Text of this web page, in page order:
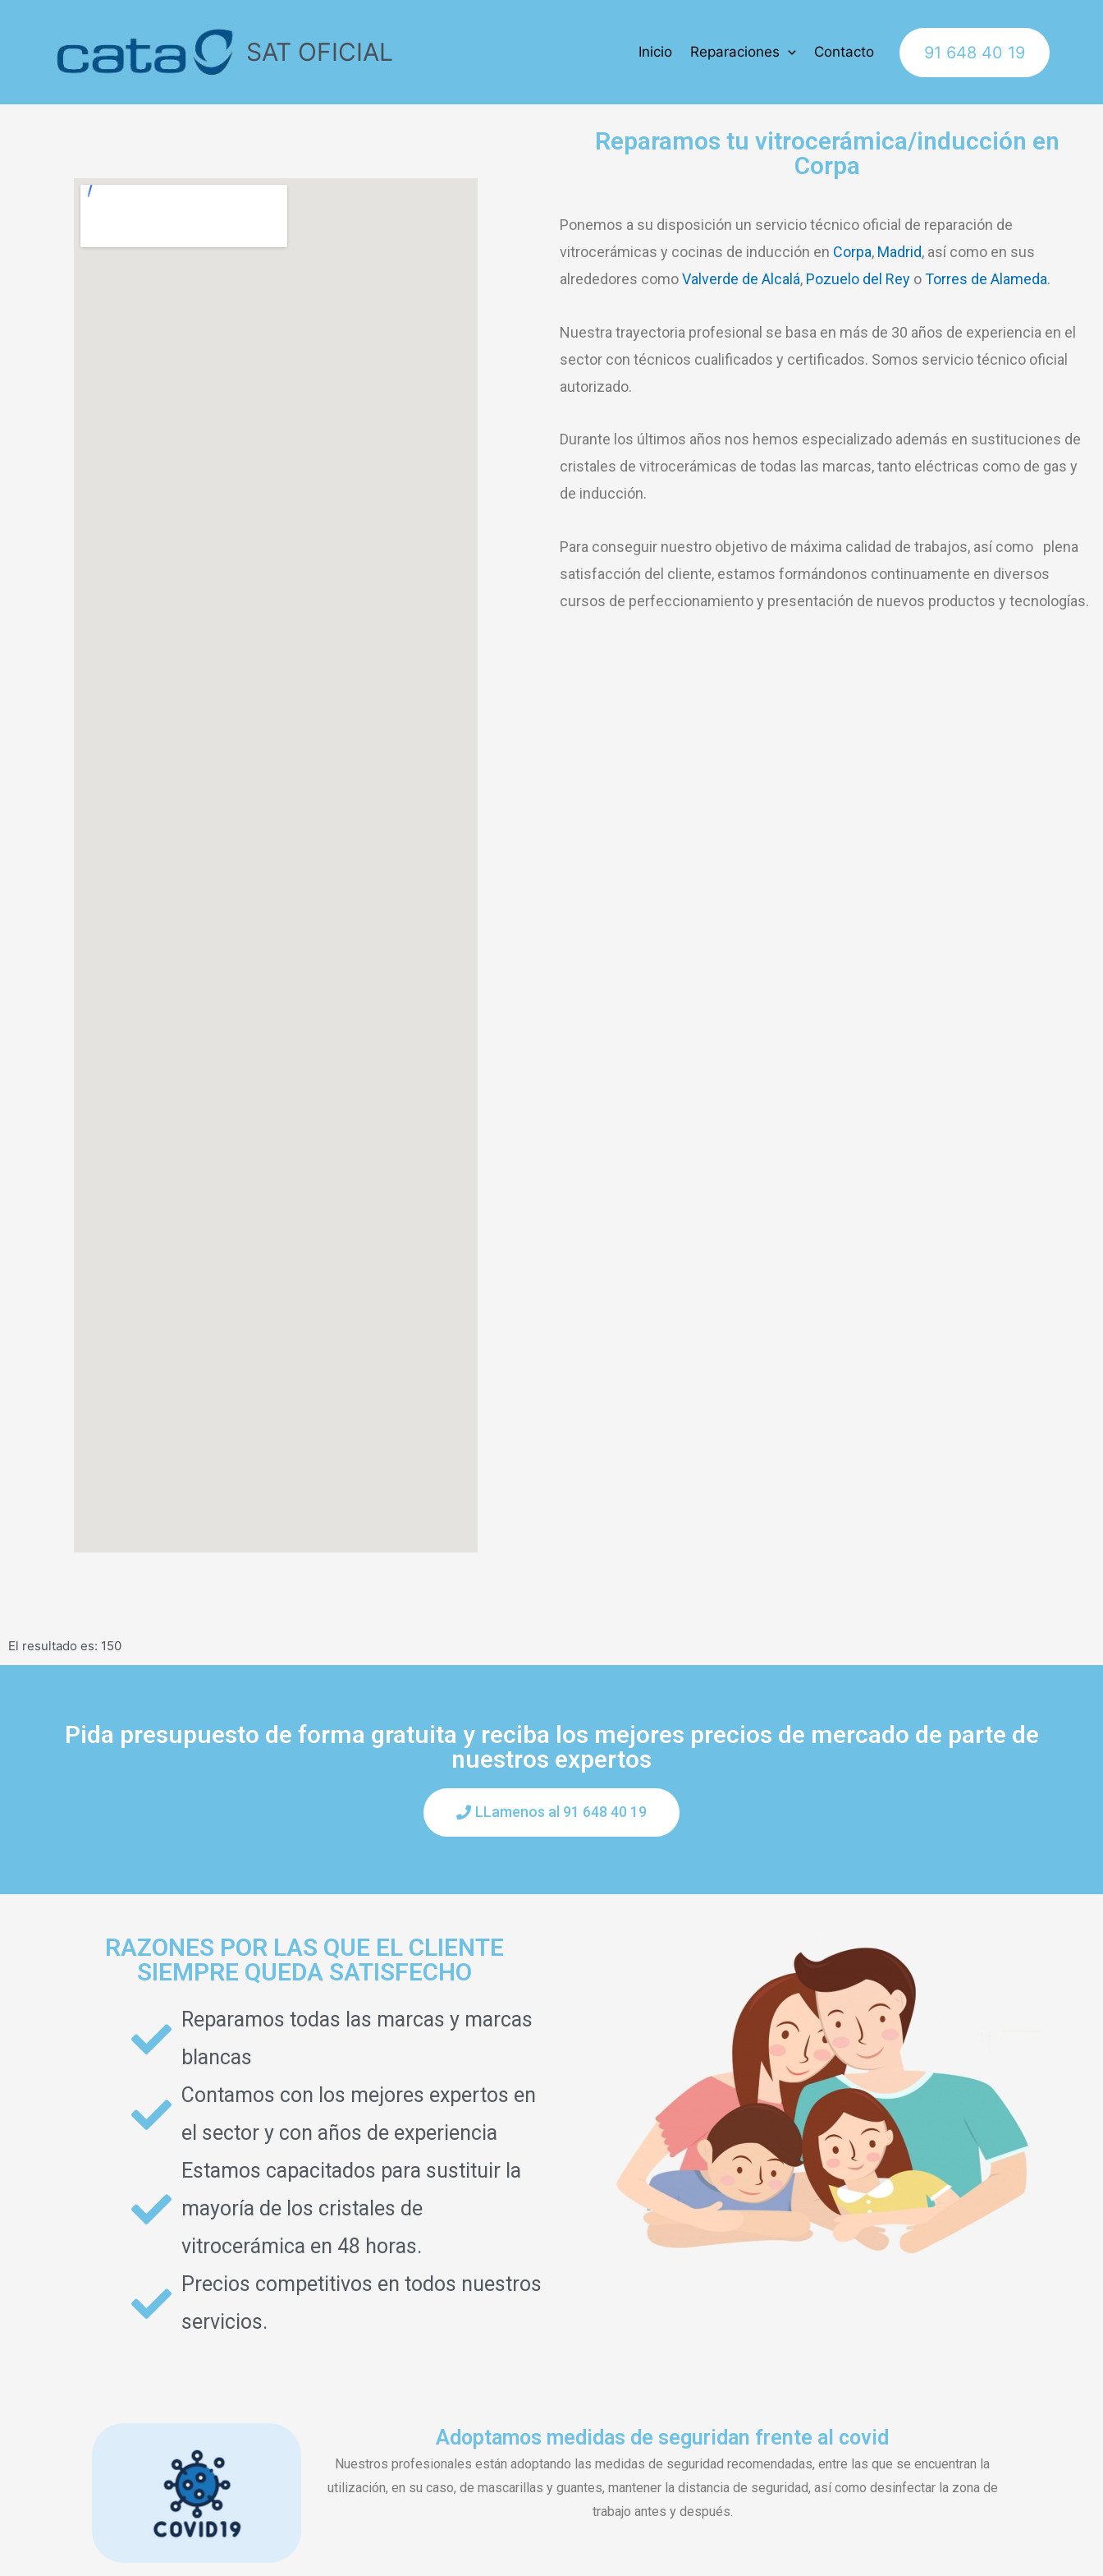
SAT OFICIAL Inicio Reparaciones Contacto 91 648 40 19
Reparamos tu vitrocerámica/inducción en
Corpa
Ponemos a su disposición un servicio técnico oficial de reparación de
vitrocerámicas y cocinas de inducción en Corpa, Madrid, así como en sus
alrededores comoValverde de Alcalá, Pozuelo del Rey oTorres de Alameda.
Nuestra trayectoria profesional se basa en más de 30 años de experiencia en el
sector con técnicos cualificados y certificados. Somos servicio técnico oficial
autorizado.
Durante los últimos años nos hemos especializado además en sustituciones de
cristales de vitrocerámicas de todas las marcas, tanto eléctricas como de gas y
de inducción.
Para conseguir nuestro objetivo de máxima calidad de trabajos, así como plena
satisfacción del cliente, estamos formándonos continuamente en diversos
cursos de perfeccionamiento y presentación de nuevos productos y tecnologías.
El resultado es: 150
Pida presupuesto de forma gratuita y reciba los mejores precios de mercado de parte de
nuestros expertos
LLamenos al 91 648 40 19
RAZONES POR LAS QUE EL CLIENTE
SIEMPRE QUEDA SATISFECHO
Reparamos todas las marcas y marcas
blancas
Contamos con los mejores expertos en
el sector y con años de experiencia
Estamos capacitados para sustituir la
mayoría de los cristales de
vitrocerámica en 48 horas.
Precios competitivos en todos nuestros
servicios.
Adoptamos medidas de seguridan frente al covid
Nuestros profesionales están adoptando las medidas de seguridad recomendadas, entre las que se encuentran la
utilización, en su caso, de mascarillas y guantes, mantener la distancia de seguridad, así como desinfectar la zona de
trabajo antes y después.